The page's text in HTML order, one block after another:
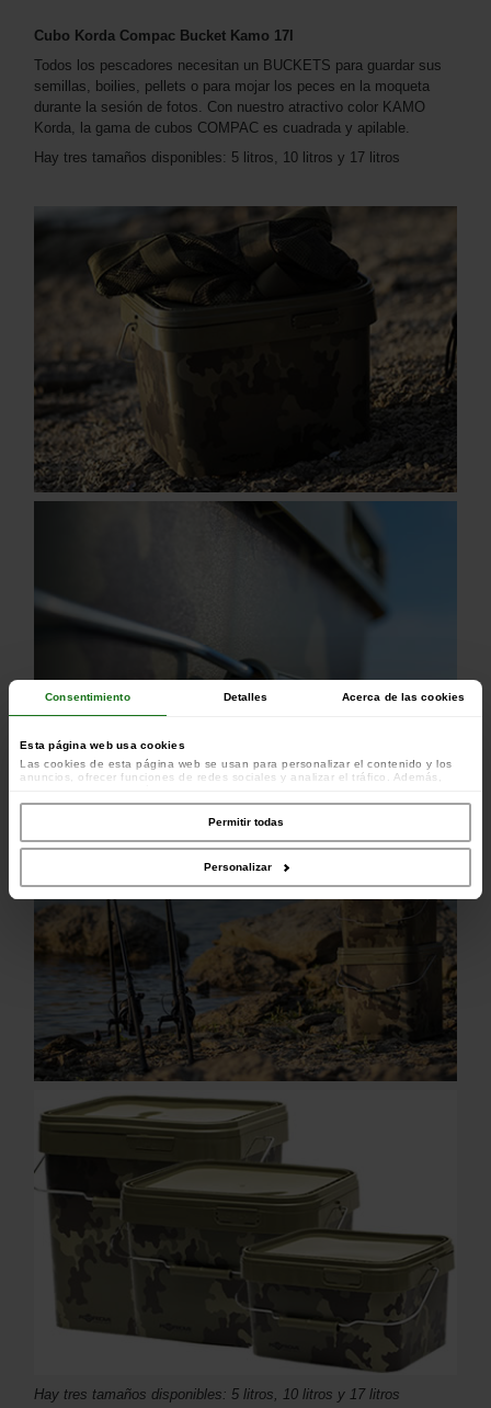
Consentimiento Detalles Acerca de las cookies
Esta página web usa cookies
Las cookies de esta página web se usan para personalizar el contenido y los
anuncios, ofrecer funciones de redes sociales y analizar el tráfico. Además,
colaboradores de redes sociales, publicidad y análisis web, quienes pueden
combinarla con otra información que les haya proporcionado o que hayan
recopilado a partir del uso que haya hecho de sus servicios.
Permitir todas
Personalizar
Cubo Korda Compac Bucket Kamo 17l
Todos los pescadores necesitan un BUCKETS para guardar sus
semillas, boilies, pellets o para mojar los peces en la moqueta
durante la sesión de fotos. Con nuestro atractivo color KAMO
Korda, la gama de cubos COMPAC es cuadrada y apilable.
Hay tres tamaños disponibles: 5 litros, 10 litros y 17 litros
Hay tres tamaños disponibles: 5 litros, 10 litros y 17 litros